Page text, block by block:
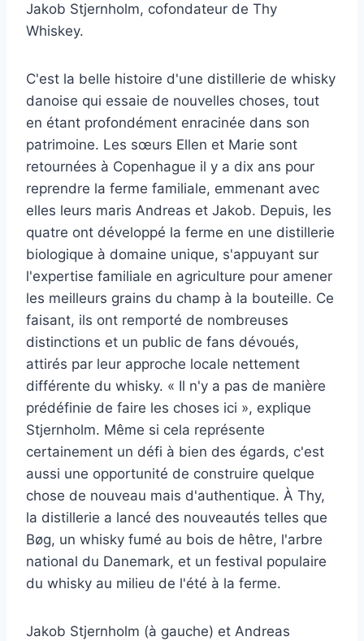
Jakob Stjernholm, cofondateur de Thy
Whiskey.
C'est la belle histoire d'une distillerie de whisky
danoise qui essaie de nouvelles choses, tout
en étant profondément enracinée dans son
patrimoine. Les sœurs Ellen et Marie sont
retournées à Copenhague il y a dix ans pour
reprendre la ferme familiale, emmenant avec
elles leurs maris Andreas et Jakob. Depuis, les
quatre ont développé la ferme en une distillerie
biologique à domaine unique, s'appuyant sur
l'expertise familiale en agriculture pour amener
les meilleurs grains du champ à la bouteille. Ce
faisant, ils ont remporté de nombreuses
distinctions et un public de fans dévoués,
attirés par leur approche locale nettement
différente du whisky. « Il n'y a pas de manière
prédéfinie de faire les choses ici », explique
Stjernholm. Même si cela représente
certainement un défi à bien des égards, c'est
aussi une opportunité de construire quelque
chose de nouveau mais d'authentique. À Thy,
la distillerie a lancé des nouveautés telles que
Bøg, un whisky fumé au bois de hêtre, l'arbre
national du Danemark, et un festival populaire
du whisky au milieu de l'été à la ferme.
Jakob Stjernholm (à gauche) et Andreas